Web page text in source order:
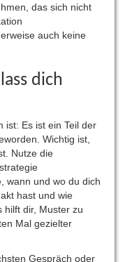
das sich nicht
auch keine
dich
ist: Es ist ein Teil der
Wichtig ist,
Nutze die
wann und wo du dich
hast und wie
hilft dir, Muster zu
Mal gezielter
Gespräch oder